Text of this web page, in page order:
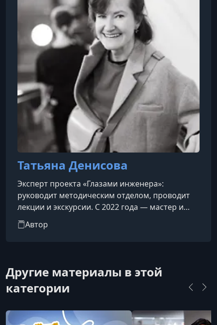
Татьяна Денисова
Эксперт проекта «Глазами инженера»:
руководит методическим отделом, проводит
лекции и экскурсии. С 2022 года — мастер и
преподаватель Школы гида.
Автор
Другие материалы в этой
категории